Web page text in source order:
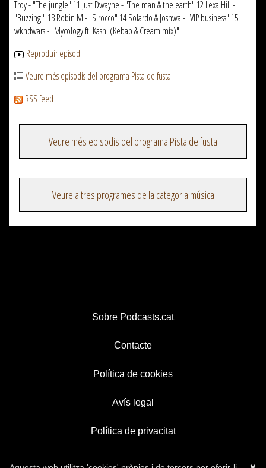
Troy - "The jungle" 11 Just Dwayne - "The man & the earth" 12 Lexa Hill -
"Buzzing " 13 Robin M - "Sirocco" 14 Solardo & Joshwa - "VIP business" 15
wkndwars - "Mycology ft. Kashi (Kebab & Cream mix)"
Reproduir episodi
Veure més episodis del programa Pista de fusta
RSS feed
Veure més episodis del programa Pista de fusta
Veure altres programes de la categoria música
Sobre Podcasts.cat
Contacte
Política de cookies
Avís legal
Política de privacitat